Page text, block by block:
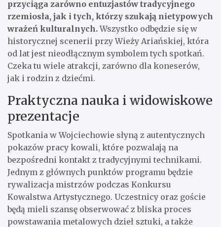
przyciąga zarówno entuzjastów tradycyjnego
rzemiosła, jak i tych, którzy szukają nietypowych
wrażeń kulturalnych.Wszystko odbędzie się w
historycznej scenerii przy Wieży Ariańskiej, która
od lat jest nieodłącznym symbolem tych spotkań.
Czeka tu wiele atrakcji, zarówno dla koneserów,
jak i rodzin z dziećmi.
Praktyczna nauka i widowiskowe
prezentacje
Spotkania w Wojciechowie słyną z autentycznych
pokazów pracy kowali, które pozwalają na
bezpośredni kontakt z tradycyjnymi technikami.
Jednym z głównych punktów programu będzie
rywalizacja mistrzów podczas Konkursu
Kowalstwa Artystycznego. Uczestnicy oraz goście
będą mieli szansę obserwować z bliska proces
powstawania metalowych dzieł sztuki, a także